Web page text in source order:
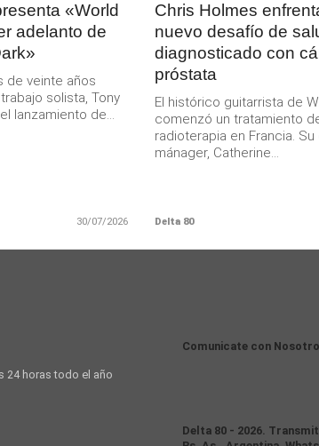
«World
adelanto de
de veinte años
solista, Tony
lanzamiento de...
30/07/2026
Chris Holmes
nuevo desafío de
diagnosticado con
próstata
El histórico guitarrista de
comenzó un tratamiento
radioterapia en Francia.
mánager, Catherine...
Delta 80
24 horas todo el año
Comunicate con
Delta 80 - 2026.